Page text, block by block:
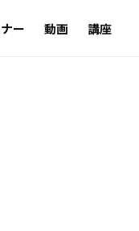
ー 動画 講座